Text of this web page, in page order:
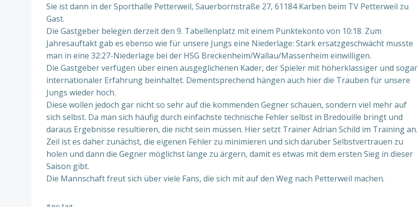
Sie ist dann in der Sporthalle Petterweil, Sauerbornstraße 27, 61184 Karben beim TV Petterweil zu
Gast.
Die Gastgeber belegen derzeit den 9. Tabellenplatz mit einem Punktekonto von 10:18. Zum
Jahresauftakt gab es ebenso wie für unsere Jungs eine Niederlage: Stark ersatzgeschwächt musste
man in eine 32:27-Niederlage bei der HSG Breckenheim/Wallau/Massenheim einwilligen.
Die Gastgeber verfügen über einen ausgeglichenen Kader, der Spieler mit höherklassiger und sogar
internationaler Erfahrung beinhaltet. Dementsprechend hängen auch hier die Trauben für unsere
Jungs wieder hoch.
Diese wollen jedoch gar nicht so sehr auf die kommenden Gegner schauen, sondern viel mehr auf
sich selbst. Da man sich häufig durch einfachste technische Fehler selbst in Bredouille bringt und
daraus Ergebnisse resultieren, die nicht sein müssen. Hier setzt Trainer Adrian Schild im Training an.
Zeil ist es daher zunächst, die eigenen Fehler zu minimieren und sich darüber Selbstvertrauen zu
holen und dann die Gegner möglichst lange zu ärgern, damit es etwas mit dem ersten Sieg in dieser
Saison gibt.
Die Mannschaft freut sich über viele Fans, die sich mit auf den Weg nach Petterweil machen.